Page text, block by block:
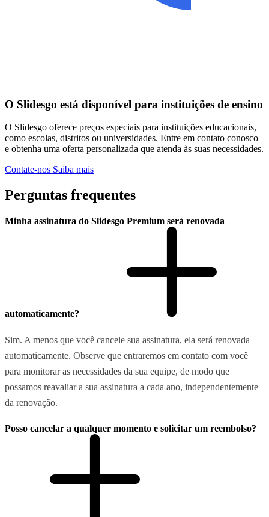
O Slidesgo está disponível para instituições de ensino
O Slidesgo oferece preços especiais para instituições educacionais,
como escolas, distritos ou universidades. Entre em contato conosco
e obtenha uma oferta personalizada que atenda às suas necessidades.
Contate-nos Saiba mais
Perguntas frequentes
Minha assinatura do Slidesgo Premium será renovada
automaticamente?
Sim. A menos que você cancele sua assinatura, ela será renovada
automaticamente. Observe que entraremos em contato com você
para monitorar as necessidades da sua equipe, de modo que
possamos reavaliar a sua assinatura a cada ano, independentemente
da renovação.
Posso cancelar a qualquer momento e solicitar um reembolso?